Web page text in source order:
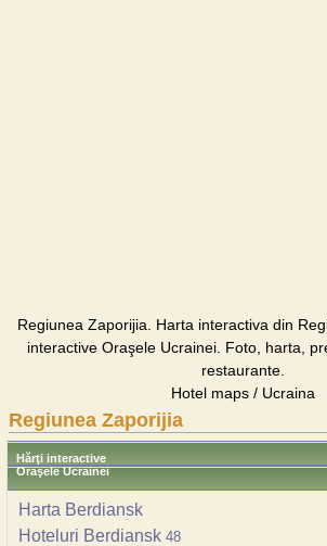
Regiunea Zaporijia. Harta interactiva din
interactive Oraşele Ucrainei. Foto, harta,
restaurante.
Hotel maps / Ucraina
Regiunea Zaporijia
Hărţi interactive
Oraşele Ucrainei
Harta Berdiansk
Hoteluri Berdiansk 48